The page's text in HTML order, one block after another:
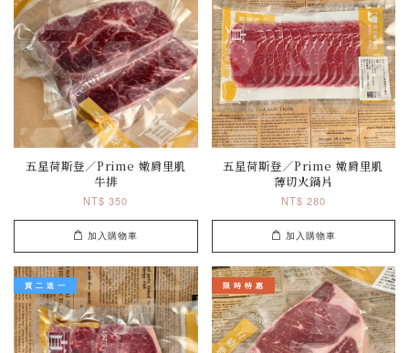
五星荷斯登／Prime 嫩肩里肌
牛排
NT$ 350
加入購物車
五星荷斯登／Prime 嫩肩里肌
薄切火鍋片
NT$ 280
加入購物車
買 二 送 一 限 時 特 惠